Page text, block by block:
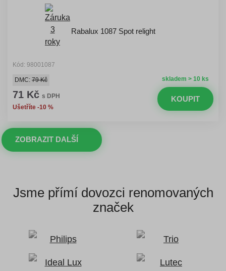
Rabalux 1087 Spot relight
Kód: 98001087
skladem > 10 ks
DMC: 79 Kč
71 Kč s DPH
Ušetříte -10 %
KOUPIT
ZOBRAZIT DALŠÍ
Jsme přímí dovozci renomovaných
značek